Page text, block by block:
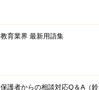
教育業界 最新用語集
保護者からの相談対応Q＆A（鈴